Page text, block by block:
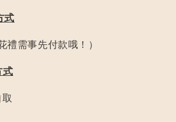
式
需事先付款哦！）
式